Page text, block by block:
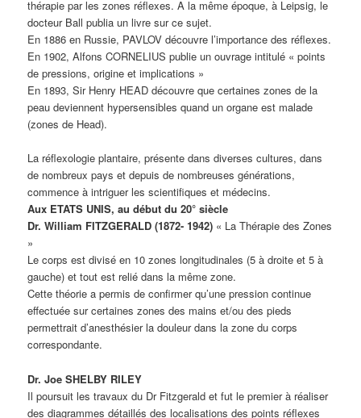
thérapie par les zones réflexes. A la même époque, à Leipsig, le
docteur Ball publia un livre sur ce sujet.
En 1886 en Russie, PAVLOV découvre l’importance des réflexes.
En 1902, Alfons CORNELIUS publie un ouvrage intitulé « points
de pressions, origine et implications »
En 1893, Sir Henry HEAD découvre que certaines zones de la
peau deviennent hypersensibles quand un organe est malade
(zones de Head).
La réflexologie plantaire, présente dans diverses cultures, dans
de nombreux pays et depuis de nombreuses générations,
commence à intriguer les scientifiques et médecins.
Aux ETATS UNIS, au début du 20° siècle
Dr. William FITZGERALD (1872- 1942) « La Thérapie des Zones
»
Le corps est divisé en 10 zones longitudinales (5 à droite et 5 à
gauche) et tout est relié dans la même zone.
Cette théorie a permis de confirmer qu’une pression continue
effectuée sur certaines zones des mains et/ou des pieds
permettrait d’anesthésier la douleur dans la zone du corps
correspondante.
Dr. Joe SHELBY RILEY
Il poursuit les travaux du Dr Fitzgerald et fut le premier à réaliser
des diagrammes détaillés des localisations des points réflexes